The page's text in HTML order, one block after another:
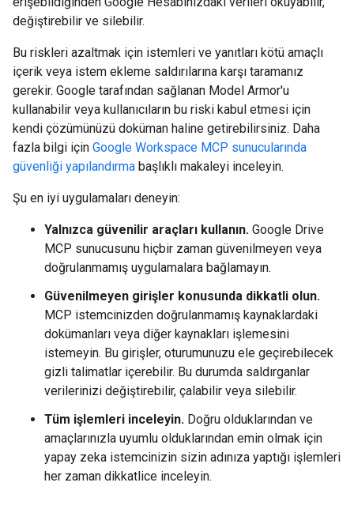
değiştirebilir ve silebilir.
Bu riskleri azaltmak için istemleri ve yanıtları kötü amaçlı
içerik veya istem ekleme saldırılarına karşı taramanız
gerekir. Google tarafından sağlanan Model Armor'u
kullanabilir veya kullanıcıların bu riski kabul etmesi için
kendi çözümünüzü doküman haline getirebilirsiniz. Daha
fazla bilgi için Google Workspace MCP sunucularında
güvenliği yapılandırma başlıklı makaleyi inceleyin.
Şu en iyi uygulamaları deneyin:
Yalnızca güvenilir araçları kullanın. Google Drive
MCP sunucusunu hiçbir zaman güvenilmeyen veya
doğrulanmamış uygulamalara bağlamayın.
Güvenilmeyen girişler konusunda dikkatli olun.
MCP istemcinizden doğrulanmamış kaynaklardaki
dokümanları veya diğer kaynakları işlemesini
istemeyin. Bu girişler, oturumunuzu ele geçirebilecek
gizli talimatlar içerebilir. Bu durumda saldırganlar
verilerinizi değiştirebilir, çalabilir veya silebilir.
Tüm işlemleri inceleyin. Doğru olduklarından ve
amaçlarınızla uyumlu olduklarından emin olmak için
yapay zeka istemcinizin sizin adınıza yaptığı işlemleri
her zaman dikkatlice inceleyin.